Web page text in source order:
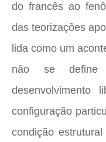
do francês ao
das teorizações
lida como um
não se define
desenvolvimento
configuração
condição